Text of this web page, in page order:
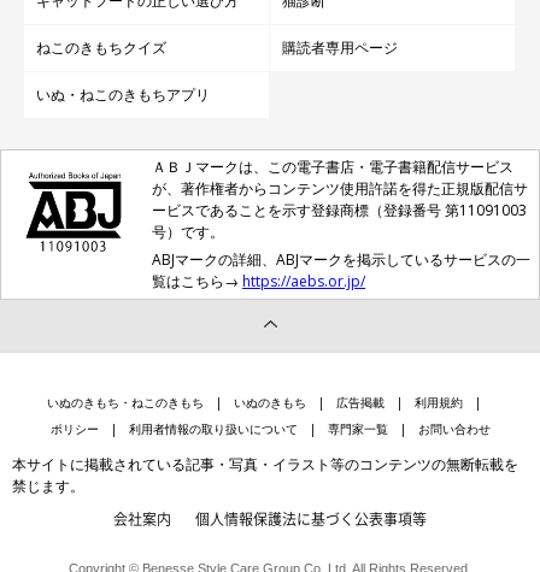
ねこのきもちクイズ 購読者専用ページ
いぬ・ねこのきもちアプリ
ＡＢＪマークは、この電子書店・電子書籍配信サービス
が、著作権者からコンテンツ使用許諾を得た正規版配信サ
ービスであることを示す登録商標（登録番号 第11091003
号）です。
ABJマークの詳細、ABJマークを掲示しているサービスの一
覧はこちら→ https://aebs.or.jp/
いぬのきもち・ねこのきもち いぬのきもち 広告掲載
利用規約
ポリシー
利用者情報の取り扱いについて 専門家一覧 お問い合わせ
本サイトに掲載されている記事・写真・イラスト等のコンテンツの無断転載を
禁じます。
会社案内 個人情報保護法に基づく公表事項等
Copyright © Benesse Style Care Group Co.,Ltd. All Rights Reserved.